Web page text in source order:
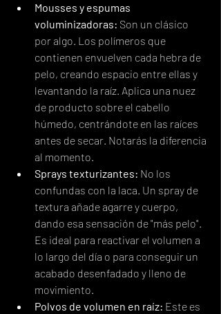
Mousses y espumas
voluminizadoras: Son un clásico
por algo. Los polímeros que
contienen envuelven cada hebra de
pelo, creando espacio entre ellas y
levantando la raíz. Aplica una nuez
de producto sobre el cabello
húmedo, centrándote en las raíces
antes de secar. Notarás la diferencia
al momento.
Sprays texturizantes: No los
confundas con la laca. Un spray de
textura añade agarre y cuerpo,
dando esa sensación de "más pelo".
Es ideal para reactivar el volumen a
lo largo del día o para conseguir un
acabado desenfadado y lleno de
movimiento.
Polvos de volumen en raíz: Este es